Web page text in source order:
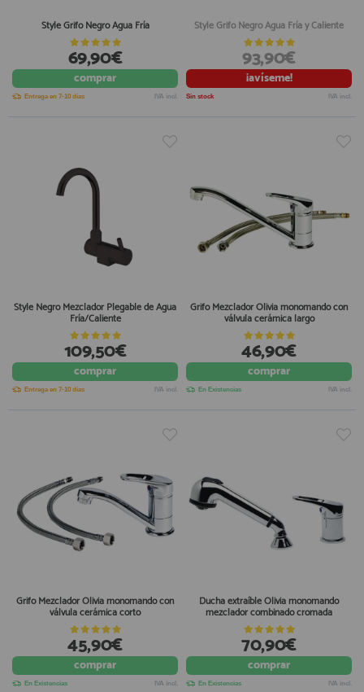
Style Grifo Negro Agua Fría
69,90€
comprar
Entrega en 7-10 días IVA incl.
Style Grifo Negro Agua Fría y Caliente
93,90€
¡avíseme!
Sin stock IVA incl.
Style Negro Mezclador Plegable de Agua
Fría/Caliente
109,50€
comprar
Entrega en 7-10 días IVA incl.
Grifo Mezclador Olivia monomando con
válvula cerámica largo
46,90€
comprar
En Existencias IVA incl.
Grifo Mezclador Olivia monomando con
válvula cerámica corto
45,90€
comprar
En Existencias IVA incl.
Ducha extraíble Olivia monomando
mezclador combinado cromada
70,90€
comprar
En Existencias IVA incl.